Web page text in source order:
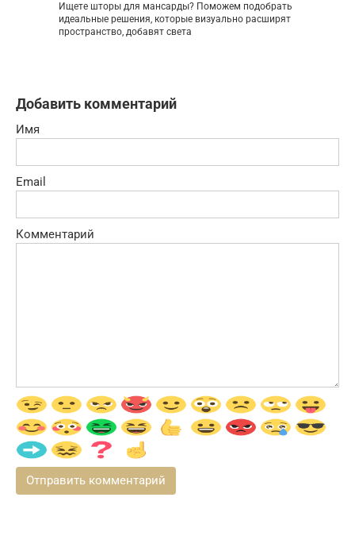
Ищете шторы для мансарды? Поможем подобрать
идеальные решения, которые визуально расширят
пространство, добавят света
Добавить комментарий
Имя
Email
Комментарий